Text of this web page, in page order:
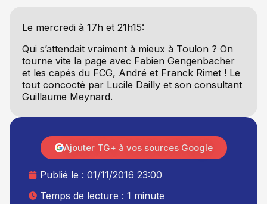
Le mercredi à 17h et 21h15:
Qui s’attendait vraiment à mieux à Toulon ? On
tourne vite la page avec Fabien Gengenbacher
et les capés du FCG, André et Franck Rimet ! Le
tout concocté par Lucile Dailly et son consultant
Guillaume Meynard.
Publié le : 01/11/2016 23:00
Temps de lecture : 1 minute
Ajouter TG+ à vos sources Google